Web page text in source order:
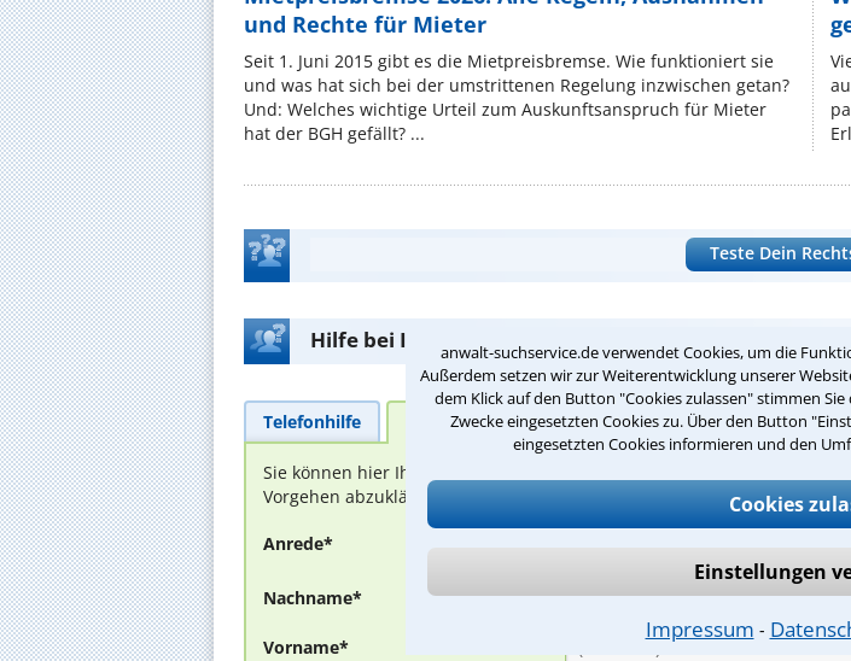
anwalt-suchservice.de verwendet Cookies, um die
Außerdem setzen wir zur Weiterentwicklung unserer
dem Klick auf den Button "Cookies zulassen" stimmen
Zwecke eingesetzten Cookies zu. Über den Button
eingesetzten Cookies informieren und den
Cookies
Einstellungen
Impressum ⁃
und Rechte für Mieter
Seit 1. Juni 2015 gibt es die Mietpreisbremse. Wie funktioniert sie
und was hat sich bei der umstrittenen Regelung inzwischen getan?
Und: Welches wichtige Urteil zum Auskunftsanspruch für Mieter
hat der BGH gefällt? ...
Teste Dein
Hilfe bei Ihrer Anwaltsuche?
Telefonhilfe Beratungsanfrage
Sie können hier Ihren Fall schildern. Anschließend werden sich
Vorgehen abzuklären. Die Rückmeldung durch einen Anwalt ist für Sie
Anrede*
Nachname*
Vorname*